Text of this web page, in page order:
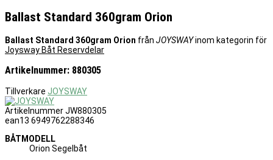
Ballast Standard 360gram Orion
Ballast Standard 360gram Orion från JOYSWAYinom kategorin för
Joysway Båt Reservdelar
Artikelnummer: 880305
Tillverkare JOYSWAY
ArtikelnummerJW880305
ean13 6949762288346
BÅTMODELL
Orion Segelbåt